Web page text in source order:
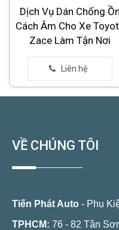
Dịch Vụ Dán Chống Ồn
Cách Âm Cho Xe
Zace Làm Tận Nơi
VỀ CHÚNG TÔI
Tiến Phát Auto - Phụ
TPHCM: 76 - 82 Tân